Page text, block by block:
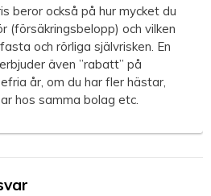
beror också på hur mycket du
(försäkringsbelopp) och vilken
och rörliga självrisken. En
även ”rabatt” på
år, om du har fler hästar,
hos samma bolag etc.